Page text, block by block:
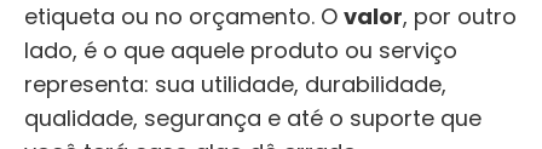
etiqueta ou no orçamento. O valor, por outro
lado, é o que aquele produto ou serviço
representa: sua utilidade, durabilidade,
qualidade, segurança e até o suporte que